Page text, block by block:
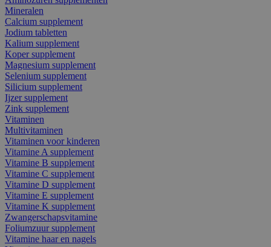
Mineralen
Calcium supplement
Jodium tabletten
Kalium supplement
Koper supplement
Magnesium supplement
Selenium supplement
Silicium supplement
Ijzer supplement
Zink supplement
Vitaminen
Multivitaminen
Vitaminen voor kinderen
Vitamine A supplement
Vitamine B supplement
Vitamine C supplement
Vitamine D supplement
Vitamine E supplement
Vitamine K supplement
Zwangerschapsvitamine
Foliumzuur supplement
Vitamine haar en nagels